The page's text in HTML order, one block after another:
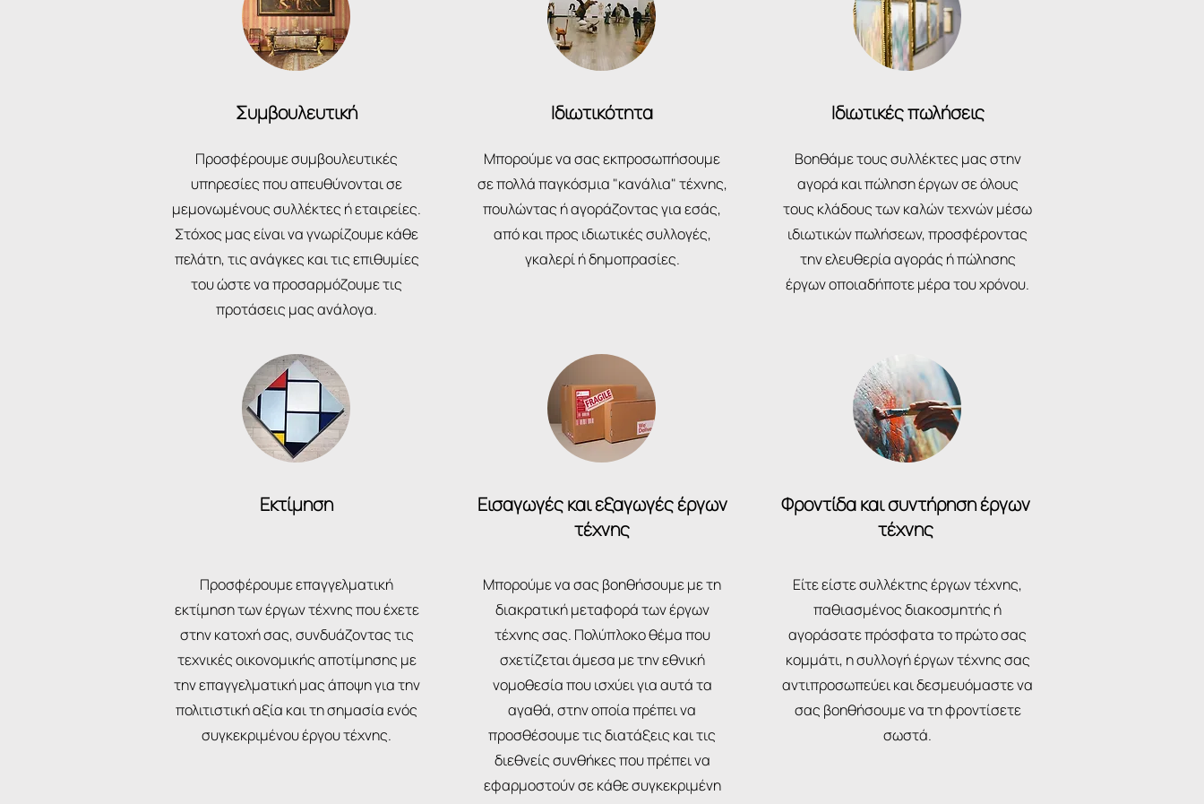
Συμβουλευτική
Προσφέρουμε συμβουλευτικές
υπηρεσίες που απευθύνονται σε
μεμονωμένους συλλέκτες ή εταιρείες.
Στόχος μας είναι να γνωρίζουμε κάθε
πελάτη, τις ανάγκες και τις επιθυμίες
του ώστε να προσαρμόζουμε τις
προτάσεις μας ανάλογα.
Εκτίμηση
Προσφέρουμε επαγγελματική
εκτίμηση των έργων τέχνης που έχετε
στην κατοχή σας, συνδυάζοντας τις
τεχνικές οικονομικής αποτίμησης με
την επαγγελματική μας άποψη για την
πολιτιστική αξία και τη σημασία ενός
συγκεκριμένου έργου τέχνης.
Ιδιωτικότητα
Μπορούμε να σας εκπροσωπήσουμε
σε πολλά παγκόσμια "κανάλια" τέχνης,
πουλώντας ή αγοράζοντας για εσάς,
από και προς ιδιωτικές συλλογές,
γκαλερί ή δημοπρασίες.
Εισαγωγές και εξαγωγές έργων
τέχνης
Μπορούμε να σας βοηθήσουμε με τη
διακρατική μεταφορά των έργων
τέχνης σας. Πολύπλοκο θέμα που
σχετίζεται άμεσα με την εθνική
νομοθεσία που ισχύει για αυτά τα
αγαθά, στην οποία πρέπει να
προσθέσουμε τις διατάξεις και τις
διεθνείς συνθήκες που πρέπει να
εφαρμοστούν σε κάθε συγκεκριμένη
Ιδιωτικές πωλήσεις
Βοηθάμε τους συλλέκτες μας στην
αγορά και πώληση έργων σε όλους
τους κλάδους των καλών τεχνών μέσω
ιδιωτικών πωλήσεων, προσφέροντας
την ελευθερία αγοράς ή πώλησης
έργων οποιαδήποτε μέρα του χρόνου.
Φροντίδα και συντήρηση έργων
τέχνης
Είτε είστε συλλέκτης έργων τέχνης,
παθιασμένος διακοσμητής ή
αγοράσατε πρόσφατα το πρώτο σας
κομμάτι, η συλλογή έργων τέχνης σας
αντιπροσωπεύει και δεσμευόμαστε να
σας βοηθήσουμε να τη φροντίσετε
σωστά.